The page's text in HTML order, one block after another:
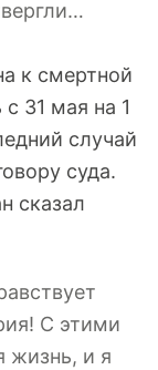
к смертной
31 мая на 1
случай
суда.
сказал
С этими
жизнь, и я